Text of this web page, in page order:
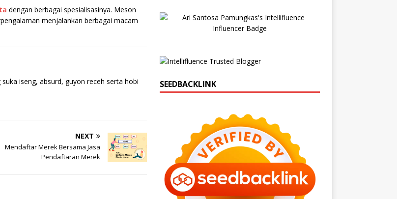
dengan berbagai spesialisasinya. Meson
menjalankan berbagai macam
iseng, absurd, guyon receh serta hobi
NEXT
Mendaftar Merek Bersama Jasa
Pendaftaran Merek
SEEDBACKLINK